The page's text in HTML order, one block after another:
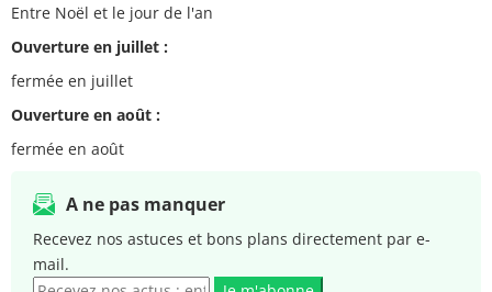
Entre Noël et le jour de l'an
Ouverture en juillet :
fermée en juillet
Ouverture en août :
fermée en août
A ne pas manquer
Recevez nos astuces et bons plans directement par e-
mail.